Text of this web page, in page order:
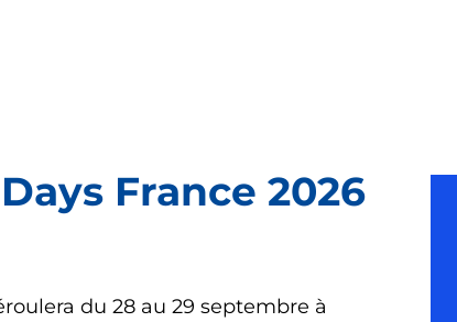
France 2026
du 28 au 29 septembre à